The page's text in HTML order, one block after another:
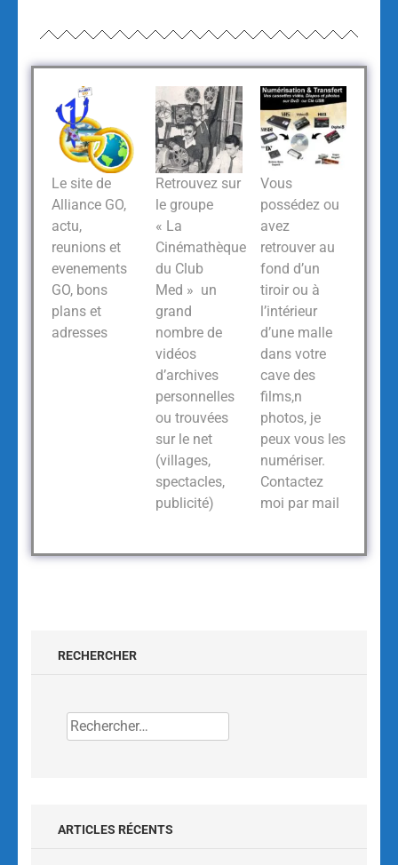
Le site de
Alliance GO,
actu,
reunions et
evenements
GO, bons
plans et
adresses
Retrouvez sur
le groupe
« La
Cinémathèque
du Club
Med » un
grand
nombre de
vidéos
d’archives
personnelles
ou trouvées
sur le net
(villages,
spectacles,
publicité)
Vous
possédez ou
avez
retrouver au
fond d’un
tiroir ou à
l’intérieur
d’une malle
dans votre
cave des
films,n
photos, je
peux vous les
numériser.
Contactez
moi par mail
RECHERCHER
ARTICLES RÉCENTS